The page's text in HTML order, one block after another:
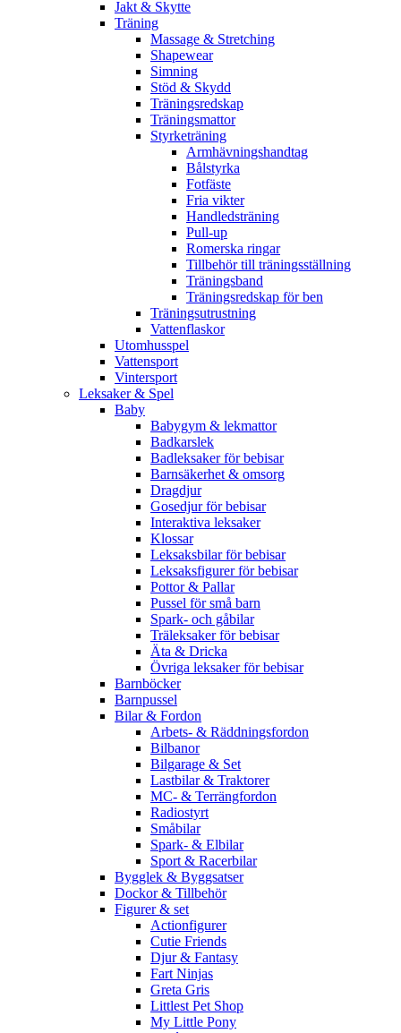
Jakt & Skytte
Träning
Massage & Stretching
Shapewear
Simning
Stöd & Skydd
Träningsredskap
Träningsmattor
Styrketräning
Armhävningshandtag
Bålstyrka
Fotfäste
Fria vikter
Handledsträning
Pull-up
Romerska ringar
Tillbehör till träningsställning
Träningsband
Träningsredskap för ben
Träningsutrustning
Vattenflaskor
Utomhusspel
Vattensport
Vintersport
Leksaker & Spel
Baby
Babygym & lekmattor
Badkarslek
Badleksaker för bebisar
Barnsäkerhet & omsorg
Dragdjur
Gosedjur för bebisar
Interaktiva leksaker
Klossar
Leksaksbilar för bebisar
Leksaksfigurer för bebisar
Pottor & Pallar
Pussel för små barn
Spark- och gåbilar
Träleksaker för bebisar
Äta & Dricka
Övriga leksaker för bebisar
Barnböcker
Barnpussel
Bilar & Fordon
Arbets- & Räddningsfordon
Bilbanor
Bilgarage & Set
Lastbilar & Traktorer
MC- & Terrängfordon
Radiostyrt
Småbilar
Spark- & Elbilar
Sport & Racerbilar
Bygglek & Byggsatser
Dockor & Tillbehör
Figurer & set
Actionfigurer
Cutie Friends
Djur & Fantasy
Fart Ninjas
Greta Gris
Littlest Pet Shop
My Little Pony